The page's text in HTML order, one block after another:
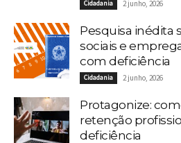
Cidadania 2 junho, 2026
Pesquisa inédita
sociais e
com deficiência
Cidadania 2 junho, 2026
Protagonize:
retenção
deficiência